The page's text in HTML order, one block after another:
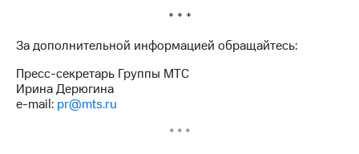
* * *
За дополнительной информацией обращайтесь:
Пресс-секретарь Группы МТС
Ирина Дерюгина
e-mail: pr@mts.ru
* * *